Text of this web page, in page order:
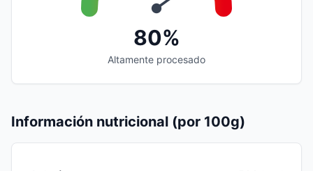
80%
Altamente procesado
Información nutricional (por 100g)